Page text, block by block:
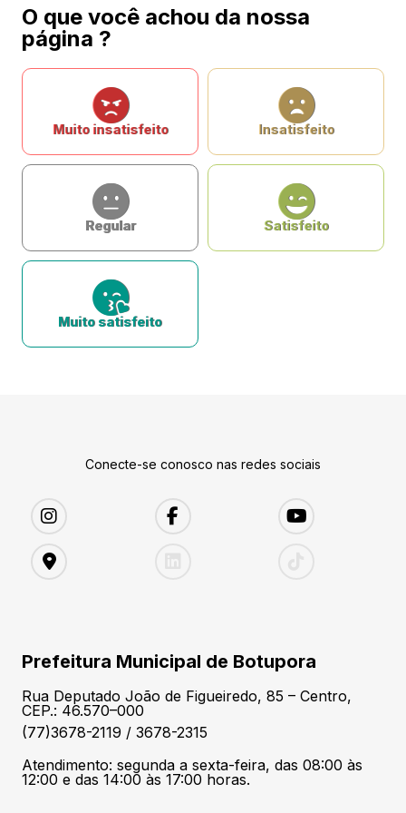
O que você achou da nossa
página ?
Muito insatisfeito Insatisfeito
Regular Satisfeito
Muito satisfeito
Conecte-se conosco nas redes sociais
Prefeitura Municipal de Botupora
Rua Deputado João de Figueiredo, 85 – Centro,
CEP.: 46.570–000
(77)3678-2119 / 3678-2315
Atendimento: segunda a sexta-feira, das 08:00 às
12:00 e das 14:00 às 17:00 horas.